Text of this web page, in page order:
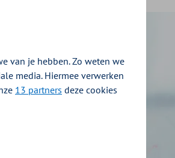
van je hebben. Zo weten we
media. Hiermee verwerken
13 partners deze cookies